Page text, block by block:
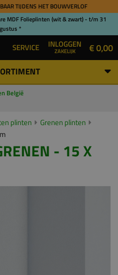
TIJDENS HET BOUWVERLOF
MDF Folieplinten (wit & zwart) - t/m 31
*
SERVICE INLOGGEN
ZAKELIJK € 0,00
België
plinten
Grenen plinten
- 15 X